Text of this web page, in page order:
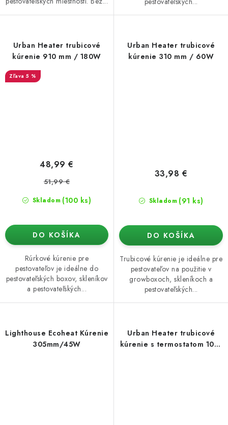
Urban Heater trubicové
kúrenie 910 mm / 180W
5 %
Skladom (100 ks)
48,99 €
51,99 €
DO KOŠÍKA
Rúrkové kúrenie pre
pestovateľov je ideálne do
pestovateľských boxov, skleníkov
a pestovateľských...
Urban Heater trubicové
kúrenie 310 mm / 60W
Skladom (91 ks)
33,98 €
DO KOŠÍKA
Trubicové kúrenie je ideálne pre
pestovateľov na použitie v
growboxoch, skleníkoch a
pestovateľských...
Lighthouse Ecoheat Kúrenie
305mm/45W
Urban Heater trubicové
kúrenie s termostatom 1010